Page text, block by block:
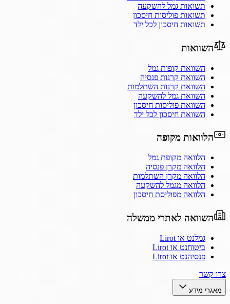
תשואות גמל להשקעה
תשואות פוליסות חיסכון
תשואות חיסכון לכל ילד
השוואות
השוואת קופות גמל
השוואת קרנות פנסיה
השוואת קרנות השתלמות
השוואת גמל להשקעה
השוואת פוליסות חיסכון
השוואת חיסכון לכל ילד
הלוואות מקופה
הלוואה מקופת גמל
הלוואה מקרן פנסיה
הלוואה מקרן השתלמות
הלוואה מגמל להשקעה
הלוואה מפוליסת חיסכון
השוואה לאתרי ממשלה
גמלנט או Lirot
ביטוחנט או Lirot
פנסיהנט או Lirot
צרו קשר
מאגרי מידע